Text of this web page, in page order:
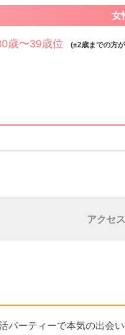
女
歳〜39歳位 (±2歳までの方
アクセ
パーティーで本気の出会